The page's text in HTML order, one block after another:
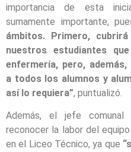
importancia de esta
sumamente importante,
ámbitos. Primero,
nuestros estudiantes
enfermería, pero,
a todos los alumnos y
así lo requiera”, puntualizó.
Además, el jefe comunal
reconocer la labor del
en el Liceo Técnico, ya que